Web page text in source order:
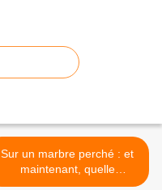
Sur un marbre perché : et
maintenant, quelle
confiance ? >